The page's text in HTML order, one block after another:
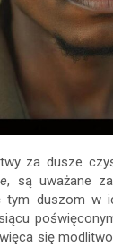
za dusze
, są uważane
tym duszom w
się